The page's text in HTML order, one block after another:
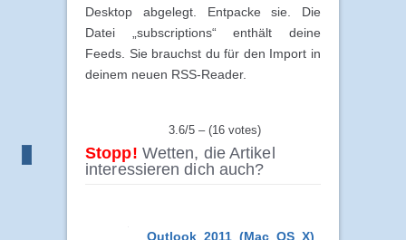
Desktop abgelegt. Entpacke sie. Die
Datei „subscriptions“ enthält deine
Feeds. Sie brauchst du für den Import in
deinem neuen RSS-Reader.
3.6/5 – (16 votes)
Stopp! Wetten, die Artikel
interessieren dich auch?
Outlook 2011 (Mac OS X)